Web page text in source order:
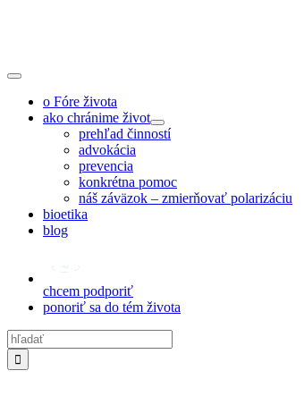
Toggle
Navigationo Fóre života
ako chránime život
prehľad činností
advokácia
prevencia
konkrétna pomoc
náš záväzok – zmierňovať polarizáciu
bioetika
blog
chcem podporiť
ponoriť sa do tém života
Hľadať: